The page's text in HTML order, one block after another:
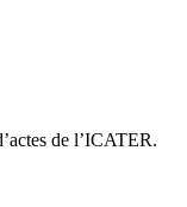
de l’ICATER.